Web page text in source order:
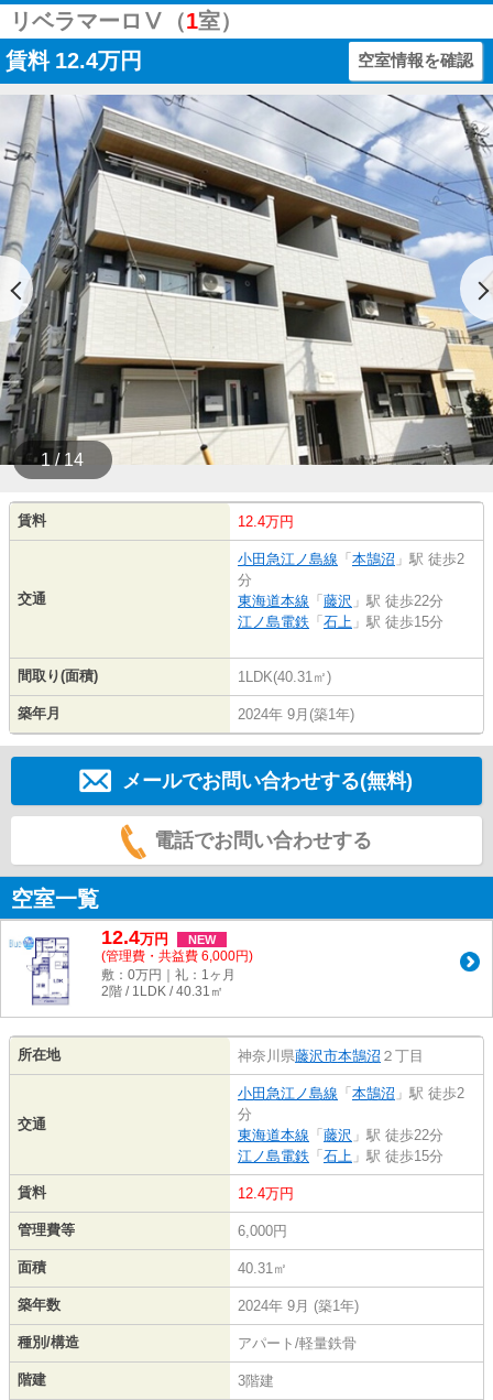
リベラマーロⅤ（1室）
賃料 12.4万円 空室情報を確認
1 / 14
賃料 12.4万円
交通
小田急江ノ島線 「 本鵠沼 」駅 徒歩2
分
東海道本線 「 藤沢 」駅 徒歩22分
江ノ島電鉄 「 石上 」駅 徒歩15分
間取り(面積) 1LDK(40.31㎡)
築年月 2024年 9月(築1年)
メールでお問い合わせする(無料)
電話でお問い合わせする
空室一覧
12.4万円 NEW
(管理費・共益費 6,000円)
敷：0万円｜礼：1ヶ月
2階 / 1LDK / 40.31㎡
所在地 神奈川県藤沢市本鵠沼 ２丁目
交通
小田急江ノ島線 「 本鵠沼 」駅 徒歩2
分
東海道本線 「 藤沢 」駅 徒歩22分
江ノ島電鉄 「 石上 」駅 徒歩15分
賃料 12.4万円
管理費等 6,000円
面積 40.31㎡
築年数 2024年 9月 (築1年)
種別/構造 アパート/軽量鉄骨
階建 3階建